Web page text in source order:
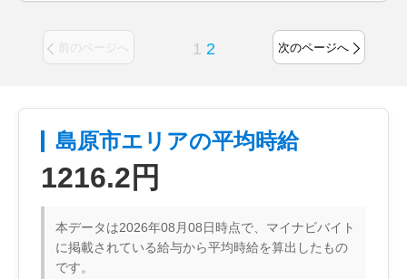
前のページへ 1 2 次のページへ
島原市エリアの平均時給
1216.2円
本データは2026年08月08日時点で、マイナビバイト
に掲載されている給与から平均時給を算出したもの
です。